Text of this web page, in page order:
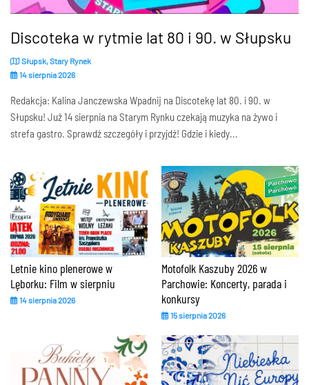
Discoteka w rytmie lat 80 i 90. w Słupsku
Słupsk, Stary Rynek
14 sierpnia 2026
Redakcja: Kalina Janczewska Wpadnij na Discotekę lat 80. i 90. w
Słupsku! Już 14 sierpnia na Starym Rynku czekają muzyka na żywo i
strefa gastro. Sprawdź szczegóły i przyjdź! Gdzie i kiedy...
Letnie kino plenerowe w
Lęborku: Film w sierpniu
14 sierpnia 2026
Motofolk Kaszuby 2026 w
Parchowie: Koncerty, parada i
konkursy
15 sierpnia 2026